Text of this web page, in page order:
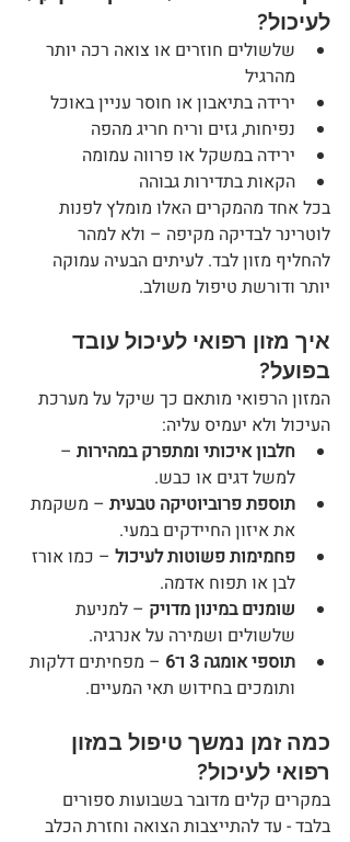
לעיכול?
שלשולים חוזרים או צואה רכה יותר
מהרגיל
ירידה בתיאבון או חוסר עניין באוכל
נפיחות, גזים וריח חריג מהפה
ירידה במשקל או פרווה עמומה
הקאות בתדירות גבוהה
בכל אחד מהמקרים האלו מומלץ לפנות
לוטרינר לבדיקה מקיפה – ולא למהר
להחליף מזון לבד. לעיתים הבעיה עמוקה
יותר ודורשת טיפול משולב.
איך מזון רפואי לעיכול עובד
בפועל?
המזון הרפואי מותאם כך שיקל על מערכת
העיכול ולא יעמיס עליה:
חלבון איכותי ומתפרק במהירות –
למשל דגים או כבש.
תוספת פרוביוטיקה טבעית – משקמת
את איזון החיידקים במעי.
פחמימות פשוטות לעיכול – כמו אורז
לבן או תפוח אדמה.
שומנים במינון מדויק – למניעת
שלשולים ושמירה על אנרגיה.
תוספי אומגה 3 ו־6
– מפחיתים דלקות
ותומכים בחידוש תאי המעיים.
כמה זמן נמשך טיפול במזון
רפואי לעיכול?
במקרים קלים מדובר בשבועות ספורים
בלבד - עד להתייצבות הצואה וחזרת הכלב